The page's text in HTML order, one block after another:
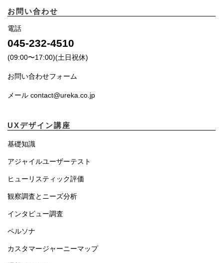
お問い合わせ
電話
045-232-4510
(09:00〜17:00)(土日祝休)
お問い合わせフォーム
メール contact@ureka.co.jp
UXデザイン講座
基礎知識
アジャイルユーザーテスト
ヒューリスティック評価
観察調査とニーズ分析
インタビュー調査
ペルソナ
カスタマージャーニーマップ